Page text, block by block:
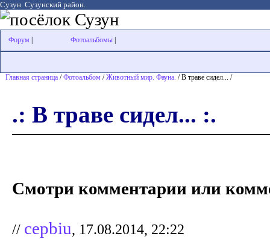
Сузун. Сузунский район.
Форум Фотоальбомы
Главная страница /Фотоальбом /Животный мир. Фауна. / В траве сидел... /
.: В траве сидел... :.
Смотри комментарии или
// cepbiu, 17.08.2014, 22:22